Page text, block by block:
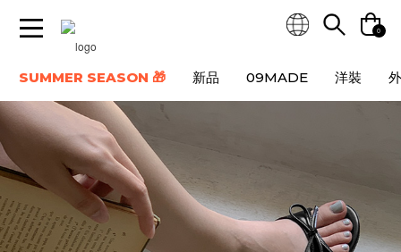
0
SUMMER SEASON 🎁 新品 09MADE 洋裝